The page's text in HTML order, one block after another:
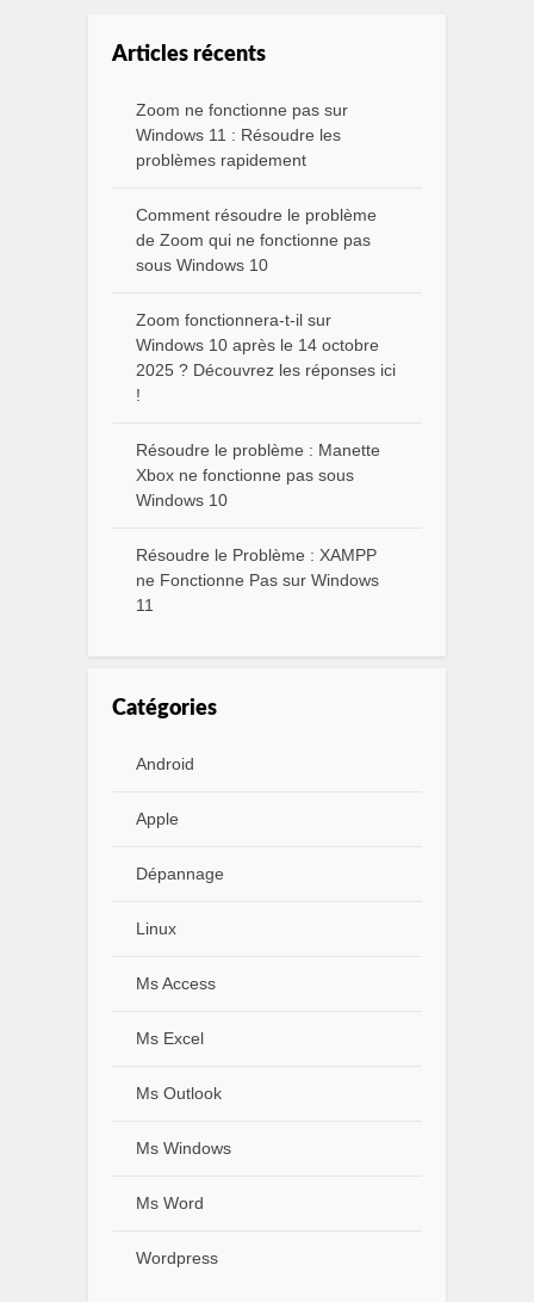
Articles récents
Zoom ne fonctionne pas sur
Windows 11 : Résoudre les
problèmes rapidement
Comment résoudre le problème
de Zoom qui ne fonctionne pas
sous Windows 10
Zoom fonctionnera-t-il sur
Windows 10 après le 14 octobre
2025 ? Découvrez les réponses ici
!
Résoudre le problème : Manette
Xbox ne fonctionne pas sous
Windows 10
Résoudre le Problème : XAMPP
ne Fonctionne Pas sur Windows
11
Catégories
Android
Apple
Dépannage
Linux
Ms Access
Ms Excel
Ms Outlook
Ms Windows
Ms Word
Wordpress